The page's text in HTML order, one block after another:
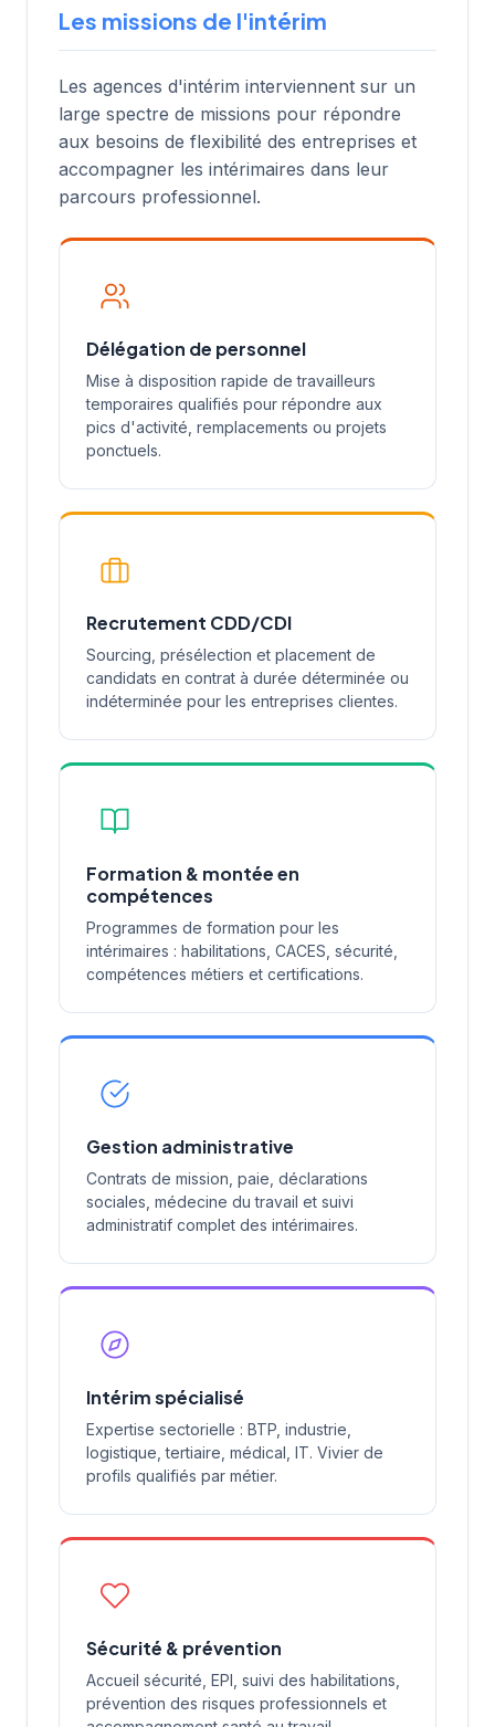
Les missions de l'intérim
Les agences d'intérim interviennent sur un
large spectre de missions pour répondre
aux besoins de flexibilité des entreprises et
accompagner les intérimaires dans leur
parcours professionnel.
Délégation de personnel
Mise à disposition rapide de travailleurs
temporaires qualifiés pour répondre aux
pics d'activité, remplacements ou projets
ponctuels.
Recrutement CDD/CDI
Sourcing, présélection et placement de
candidats en contrat à durée déterminée ou
indéterminée pour les entreprises clientes.
Formation & montée en
compétences
Programmes de formation pour les
intérimaires : habilitations, CACES, sécurité,
compétences métiers et certifications.
Gestion administrative
Contrats de mission, paie, déclarations
sociales, médecine du travail et suivi
administratif complet des intérimaires.
Intérim spécialisé
Expertise sectorielle : BTP, industrie,
logistique, tertiaire, médical, IT. Vivier de
profils qualifiés par métier.
Sécurité & prévention
Accueil sécurité, EPI, suivi des habilitations,
prévention des risques professionnels et